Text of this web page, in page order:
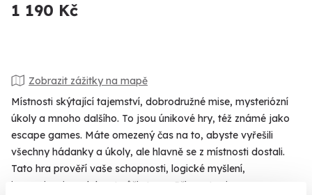
1 190 Kč
Zobrazit zážitky na mapě
Místnosti skýtající tajemství, dobrodružné mise, mysteriózní
úkoly a mnoho dalšího. To jsou únikové hry, též známé jako
escape games. Máte omezený čas na to, abyste vyřešili
všechny hádanky a úkoly, ale hlavně se z místnosti dostali.
Tato hra prověří vaše schopnosti, logické myšlení,
improvizaci a odolnost vůči stresu. Připravte si svou